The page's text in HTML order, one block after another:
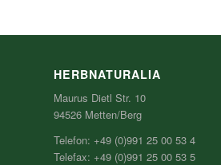
HERBNATURALIA
Maurus Dietl Str. 10
94526 Metten/Berg
Telefon: +49 (0)991 25 00 53 4
Telefax: +49 (0)991 25 00 53 5